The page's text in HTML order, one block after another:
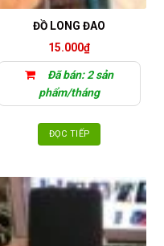
ĐỒ LONG ĐAO
15.000₫
Đã bán: 2 sản
phẩm/tháng
ĐỌC TIẾP